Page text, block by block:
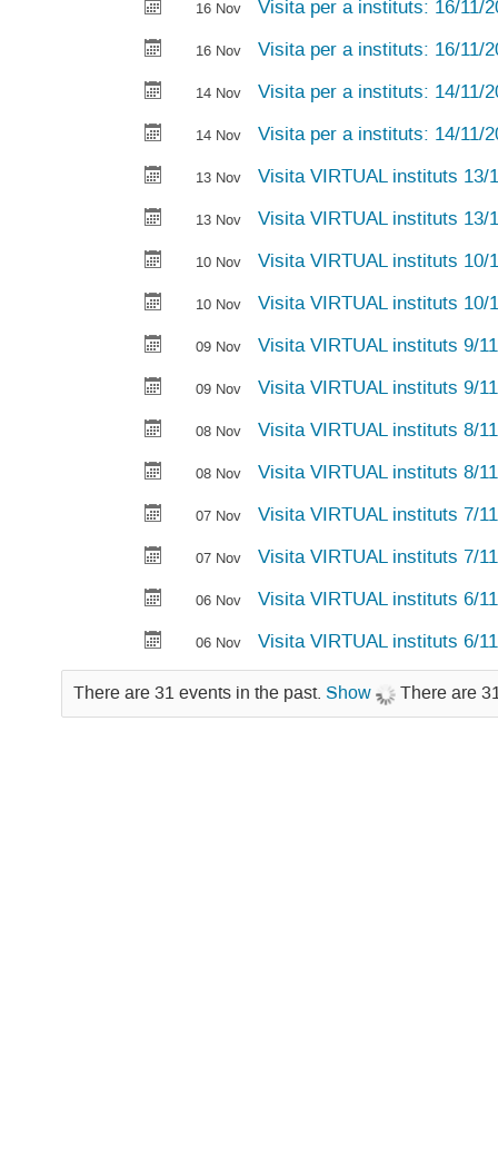
16 Nov Visita per a instituts: 16/11/
16 Nov Visita per a instituts: 16/11/
14 Nov Visita per a instituts: 14/11/
14 Nov Visita per a instituts: 14/11/
13 Nov Visita VIRTUAL instituts 13/
13 Nov Visita VIRTUAL instituts 13/
10 Nov Visita VIRTUAL instituts 10/
10 Nov Visita VIRTUAL instituts 10/
09 Nov Visita VIRTUAL instituts 9/
09 Nov Visita VIRTUAL instituts 9/
08 Nov Visita VIRTUAL instituts 8/
08 Nov Visita VIRTUAL instituts 8/
07 Nov Visita VIRTUAL instituts 7/
07 Nov Visita VIRTUAL instituts 7/
06 Nov Visita VIRTUAL instituts 6/
06 Nov Visita VIRTUAL instituts 6/
There are 31 events in the past. Show There are